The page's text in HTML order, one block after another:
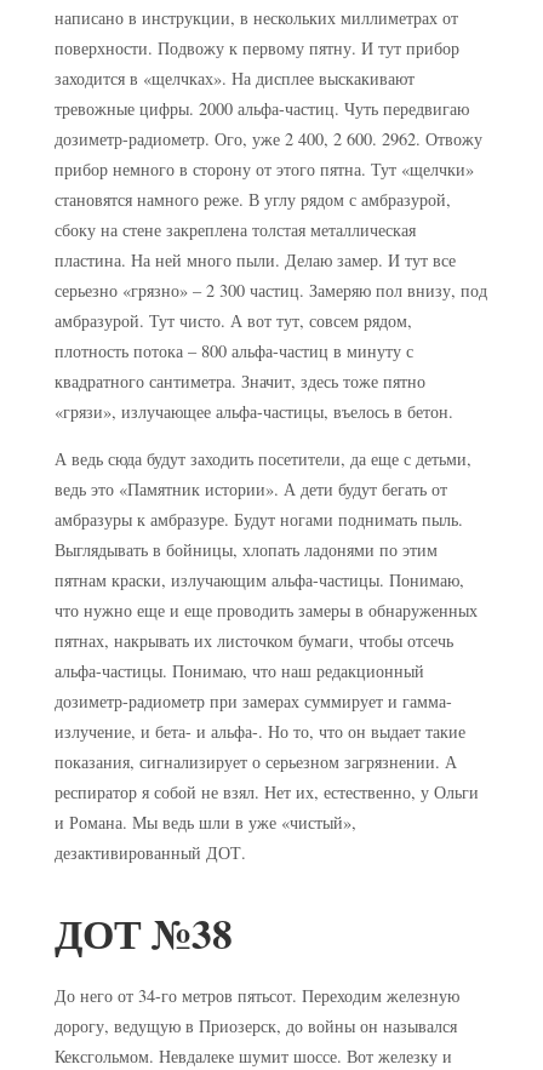
написано в инструкции, в нескольких миллиметрах от
поверхности. Подвожу к первому пятну. И тут прибор
заходится в «щелчках». На дисплее выскакивают
тревожные цифры. 2000 альфа-частиц. Чуть передвигаю
дозиметр-радиометр. Ого, уже 2 400, 2 600. 2962. Отвожу
прибор немного в сторону от этого пятна. Тут «щелчки»
становятся намного реже. В углу рядом с амбразурой,
сбоку на стене закреплена толстая металлическая
пластина. На ней много пыли. Делаю замер. И тут все
серьезно «грязно» – 2 300 частиц. Замеряю пол внизу, под
амбразурой. Тут чисто. А вот тут, совсем рядом,
плотность потока – 800 альфа-частиц в минуту с
квадратного сантиметра. Значит, здесь тоже пятно
«грязи», излучающее альфа-частицы, въелось в бетон.
А ведь сюда будут заходить посетители, да еще с детьми,
ведь это «Памятник истории». А дети будут бегать от
амбразуры к амбразуре. Будут ногами поднимать пыль.
Выглядывать в бойницы, хлопать ладонями по этим
пятнам краски, излучающим альфа-частицы. Понимаю,
что нужно еще и еще проводить замеры в обнаруженных
пятнах, накрывать их листочком бумаги, чтобы отсечь
альфа-частицы. Понимаю, что наш редакционный
дозиметр-радиометр при замерах суммирует и гамма-
излучение, и бета- и альфа-. Но то, что он выдает такие
показания, сигнализирует о серьезном загрязнении. А
респиратор я собой не взял. Нет их, естественно, у Ольги
и Романа. Мы ведь шли в уже «чистый»,
дезактивированный ДОТ.
ДОТ №38
До него от 34-го метров пятьсот. Переходим железную
дорогу, ведущую в Приозерск, до войны он назывался
Кексгольмом. Невдалеке шумит шоссе. Вот железку и